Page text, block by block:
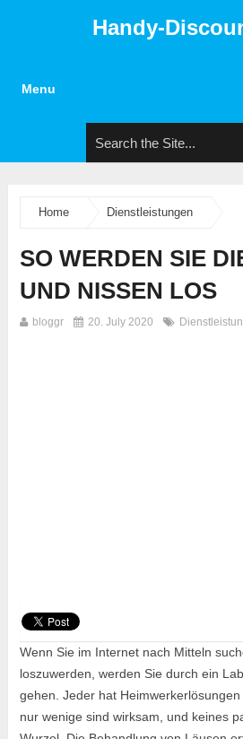
Handy-
Menu
Home Dienstleistungen
SO WERDEN SIE
UND NISSEN LOS
bloggr 20. July 2020
Wenn Sie im Internet nach Mitteln
loszuwerden, werden Sie durch ein
gehen. Jeder hat
nur wenige sind wirksam, und keines